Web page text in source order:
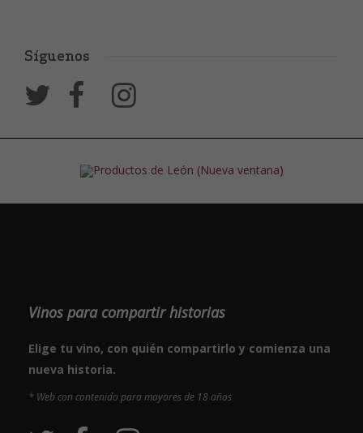
Síguenos
Vinos para compartir historias
Elige tu vino, con quién compartirlo y comienza una
nueva historia.
* Web con contenido para mayores de 18 años